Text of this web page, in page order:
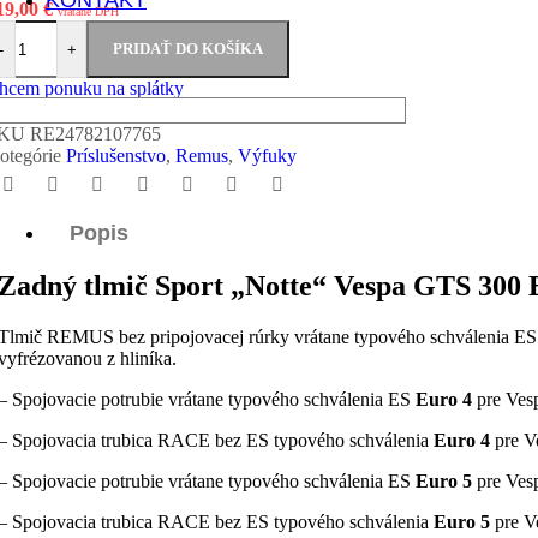
€ vrátane DPH
Remus výfuk Sport "Notte" pre Vespa GTS 300 E4/E5
+ PRIDAŤ DO KOŠÍKA
ponuku na splátky
RE24782107765
Príslušenstvo, Remus, Výfuky
Popis
tlmič Sport „Notte“ ​​Vespa GTS 300
REMUS bez pripojovacej rúrky vrátane typového schválenia
z hliníka.
Spojovacie potrubie vrátane typového schválenia ES Euro 4 pre
Spojovacia trubica RACE bez ES typového schválenia Euro 4 pre
Spojovacie potrubie vrátane typového schválenia ES Euro 5 pre
Spojovacia trubica RACE bez ES typového schválenia Euro 5 pre